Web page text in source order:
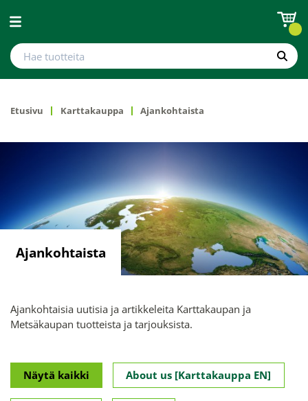
Avaa valikko
Hae tuotteita
Hae
Etusivu Karttakauppa Ajankohtaista
Ajankohtaista
Ajankohtaisia uutisia ja artikkeleita Karttakaupan ja
Metsäkaupan tuotteista ja tarjouksista.
Näytä kaikki About us [Karttakauppa EN]